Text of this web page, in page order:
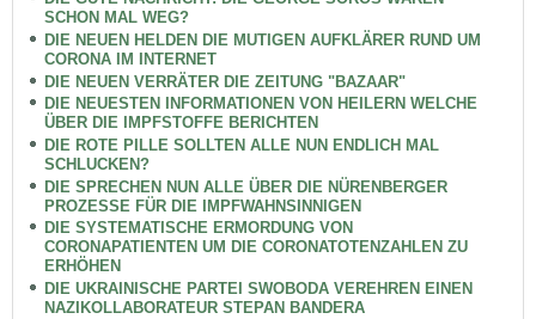
SCHON MAL WEG?
DIE NEUEN HELDEN DIE MUTIGEN AUFKLÄRER RUND UM
CORONA IM INTERNET
DIE NEUEN VERRÄTER DIE ZEITUNG "BAZAAR"
DIE NEUESTEN INFORMATIONEN VON HEILERN WELCHE
ÜBER DIE IMPFSTOFFE BERICHTEN
DIE ROTE PILLE SOLLTEN ALLE NUN ENDLICH MAL
SCHLUCKEN?
DIE SPRECHEN NUN ALLE ÜBER DIE NÜRENBERGER
PROZESSE FÜR DIE IMPFWAHNSINNIGEN
DIE SYSTEMATISCHE ERMORDUNG VON
CORONAPATIENTEN UM DIE CORONATOTENZAHLEN ZU
ERHÖHEN
DIE UKRAINISCHE PARTEI SWOBODA VEREHREN EINEN
NAZIKOLLABORATEUR STEPAN BANDERA